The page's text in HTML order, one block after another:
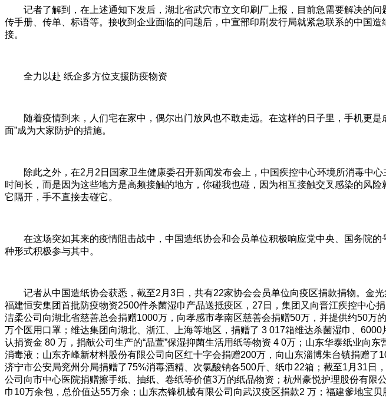
记者了解到，在上述通知下发后，湖北省武穴市立文印刷厂上报，目前急需要解决的
传手册、传单、标语等。接收到企业面临的问题后，中宣部印刷发行局就紧急联系的中国
接。
全力以赴 纸企多方位支援防疫物资
随着疫情到来，人们宅在家中，偶尔出门放风也不敢走远。在这样的日子里，手机更
面”成为大家防护的措施。
除此之外，在2月2日国家卫生健康委召开新闻发布会上，中国疾控中心环境所消毒中
时间长，而是因为这些地方是高频接触的地方，你碰我也碰，因为相互接触交叉感染的风
它隔开，手不直接去碰它。
在这场突如其来的疫情阻击战中，中国造纸协会和会员单位积极响应党中央、国务院
种形式积极参与其中。
记者从中国造纸协会获悉，截至2月3日，共有22家协会会员单位向疫区捐款捐物。金
福建恒安集团首批防疫物资2500件杀菌湿巾产品送抵疫区，27日，集团又向晋江疾控中
洁柔公司向湖北省慈善总会捐赠1000万，向孝感市孝南区慈善会捐赠50万，并提供约50
万个医用口罩；维达集团向湖北、浙江、上海等地区，捐赠了 3 017箱维达杀菌湿巾、
认捐资金 80 万，捐献公司生产的“品萱”保湿抑菌生活用纸等物资 4 0万；山东华泰纸业向
消毒液；山东齐峰新材料股份有限公司向区红十字会捐赠200万，向山东淄博朱台镇捐赠
济宁市公安局兖州分局捐赠了75%消毒酒精、次氯酸钠各500斤、纸巾22箱；截至1月31
公司向市中心医院捐赠擦手纸、抽纸、卷纸等价值3万的纸品物资；杭州豪悦护理股份有
巾10万余包，总价值达55万余；山东杰锋机械有限公司向武汉疫区捐款2 万；福建爹地宝